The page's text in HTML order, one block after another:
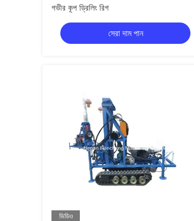
গভীর কূপ ড্রিলিং রিগ
সেরা দাম পান
ভিডিও